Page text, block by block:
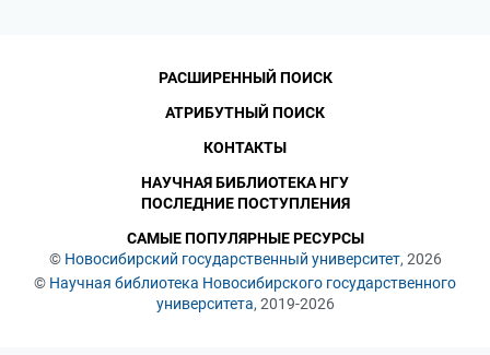
© Новосибирский государственный университет, 2026
© Научная библиотека Новосибирского государственного
университета, 2019-2026
РАСШИРЕННЫЙ ПОИСК
АТРИБУТНЫЙ ПОИСК
КОНТАКТЫ
НАУЧНАЯ БИБЛИОТЕКА НГУ
ПОСЛЕДНИЕ ПОСТУПЛЕНИЯ
САМЫЕ ПОПУЛЯРНЫЕ РЕСУРСЫ